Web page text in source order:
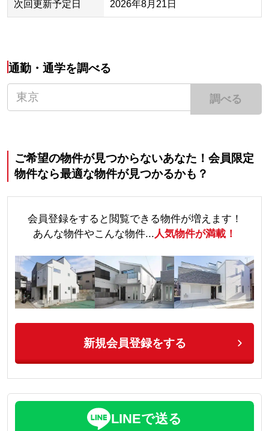
次回更新予定日 2026年8月21日
通勤・通学を調べる
調べる
ご希望の物件が見つからないあなた！会員限定
物件なら最適な物件が見つかるかも？
会員登録をすると閲覧できる物件が増えます！
あんな物件やこんな物件... 人気物件が満載！
新規会員登録をする
LINEで送る